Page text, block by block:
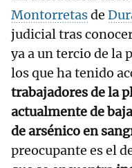
Montorretasde
judicial tras
ya a un tercio de la
los que ha tenido
trabajadores de la
actualmente de
de arsénico en
preocupante es el